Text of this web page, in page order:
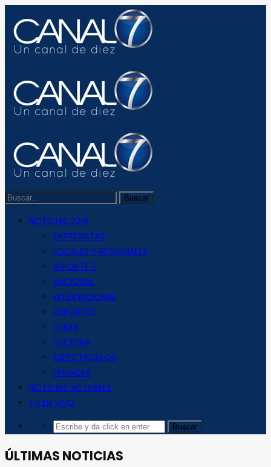
NOTICIAS 2019
ENTREVISTAS
LOCALES Y REGIONALES
REPORTE 7
NACIONAL
INTERNACIONAL
DEPORTES
CLIMA
CULTURA
ESPECTACULOS
FINANZAS
NOTICIAS ACTUALES
TV EN VIVO
ÚLTIMAS NOTICIAS